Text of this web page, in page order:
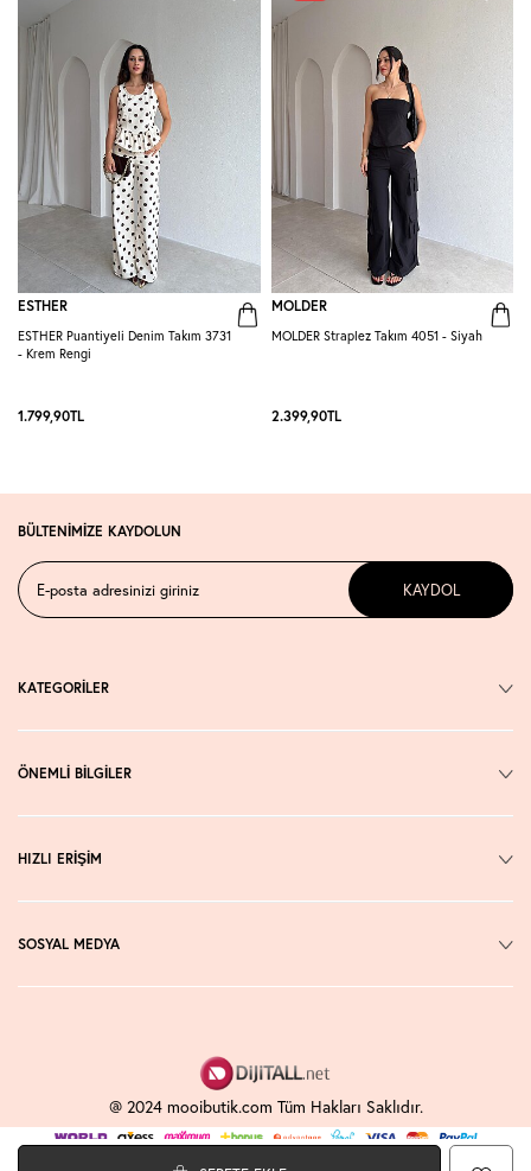
ESTHER
ESTHER Puantiyeli Denim Takım 3731
- Krem Rengi
1.799,90TL
MOLDER
MOLDER Straplez Takım 4051 - Siyah
2.399,90TL
BÜLTENİMİZE KAYDOLUN
KAYDOL
KATEGORİLER
ÖNEMLİ BİLGİLER
HIZLI ERİŞİM
SOSYAL MEDYA
@ 2024 mooibutik.com Tüm Hakları Saklıdır.